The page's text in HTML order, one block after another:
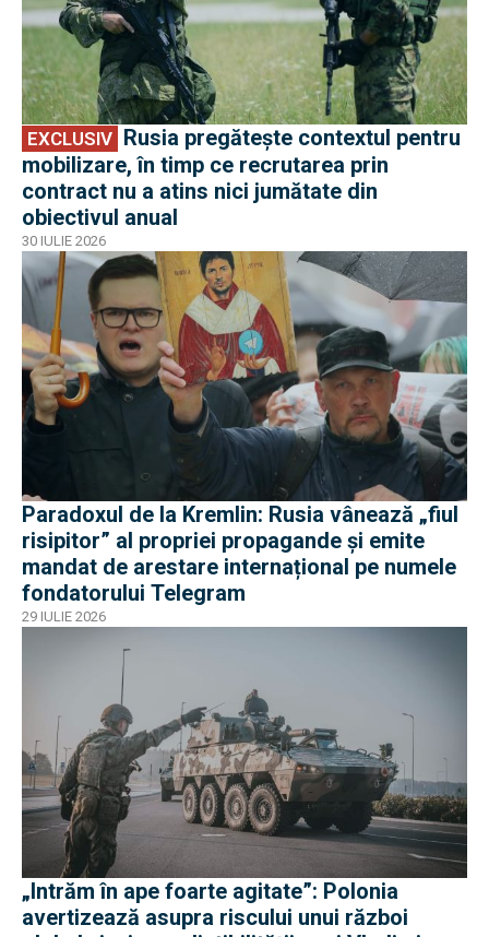
EXCLUSIV
mobilizare, în timp ce recrutarea prin
contract nu a atins nici jumătate din
obiectivul anual
30 IULIE 2026
Paradoxul de la Kremlin: Rusia vânează „fiul
risipitor” al propriei propagande și emite
mandat de arestare internațional pe numele
fondatorului Telegram
29 IULIE 2026
„Intrăm în ape foarte agitate”: Polonia
avertizează asupra riscului unui război